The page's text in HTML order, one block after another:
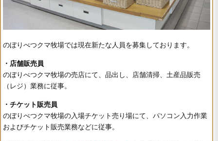
のぼりべつクマ牧場では現在新たな人員を募集しております。
・店舗販売員
のぼりべつクマ牧場の売店にて、品出し、店舗清掃、土産品販売
（レジ）業務に従事。
・チケット販売員
のぼりべつクマ牧場の入場チケット売り場にて、パソコン入力作業
およびチケット販売業務などに従事。